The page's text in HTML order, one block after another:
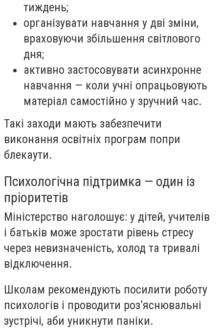
тиждень;
організувати навчання у дві зміни,
враховуючи збільшення світлового
дня;
активно застосовувати асинхронне
навчання — коли учні опрацьовують
матеріал самостійно у зручний час.
Такі заходи мають забезпечити
виконання освітніх програм попри
блекаути.
Психологічна підтримка — один із
пріоритетів
Міністерство наголошує: у дітей, учителів
і батьків може зростати рівень стресу
через невизначеність, холод та тривалі
відключення.
Школам рекомендують посилити роботу
психологів і проводити роз’яснювальні
зустрічі, аби уникнути паніки.